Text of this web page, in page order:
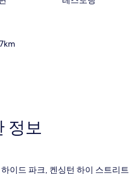
정보
이드 파크, 켄싱턴 하이 스트리트